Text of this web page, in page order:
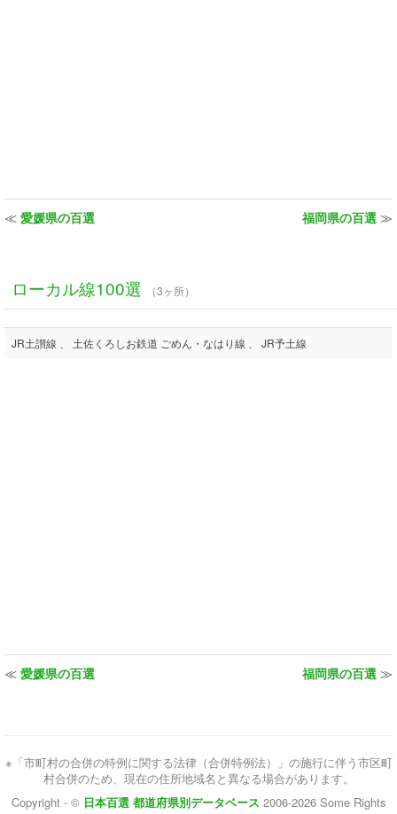
≪ 愛媛県の百選 福岡県の百選 ≫
ローカル線100選 （3ヶ所）
JR土讃線 、 土佐くろしお鉄道 ごめん・なはり線 、 JR予土線
≪ 愛媛県の百選 福岡県の百選 ≫
※「市町村の合併の特例に関する法律（合併特例法）」の施行に伴う市区町
村合併のため、現在の住所地域名と異なる場合があります。
Copyright - © 日本百選 都道府県別データベース 2006-2026 Some Rights